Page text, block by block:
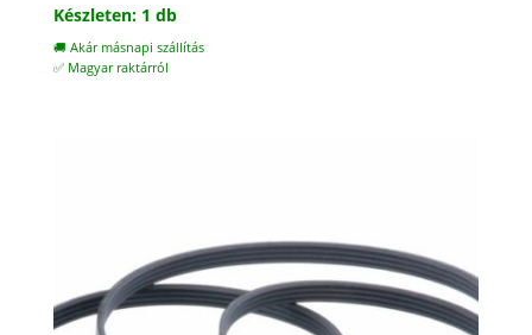
Készleten: 1 db
🚚 Akár másnapi szállítás
✅ Magyar raktárról